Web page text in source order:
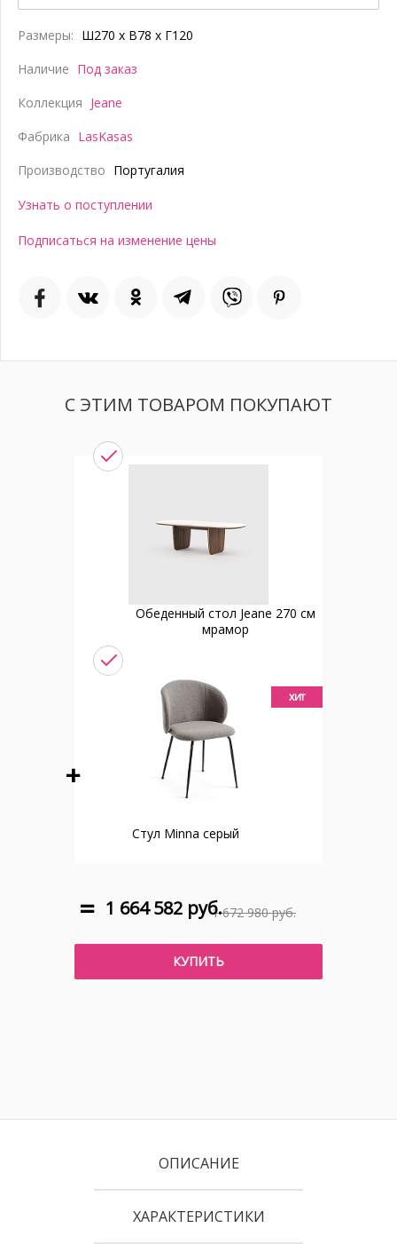
Размеры: Ш270 x В78 x Г120
Наличие Под заказ
Коллекция Jeane
Фабрика LasKasas
Производство Португалия
Узнать о поступлении
Подписаться на изменение цены
С ЭТИМ ТОВАРОМ ПОКУПАЮТ
Обеденный стол Jeane 270 см
мрамор
хит
Стул Minna серый
1 672 980 руб.
1 664 582 руб.
КУПИТЬ
ОПИСАНИЕ
ХАРАКТЕРИСТИКИ